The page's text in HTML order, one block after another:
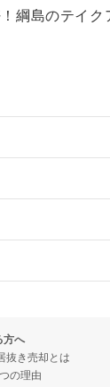
綱島のテイ
覧
覧
方へ
抜き売却とは
の理由